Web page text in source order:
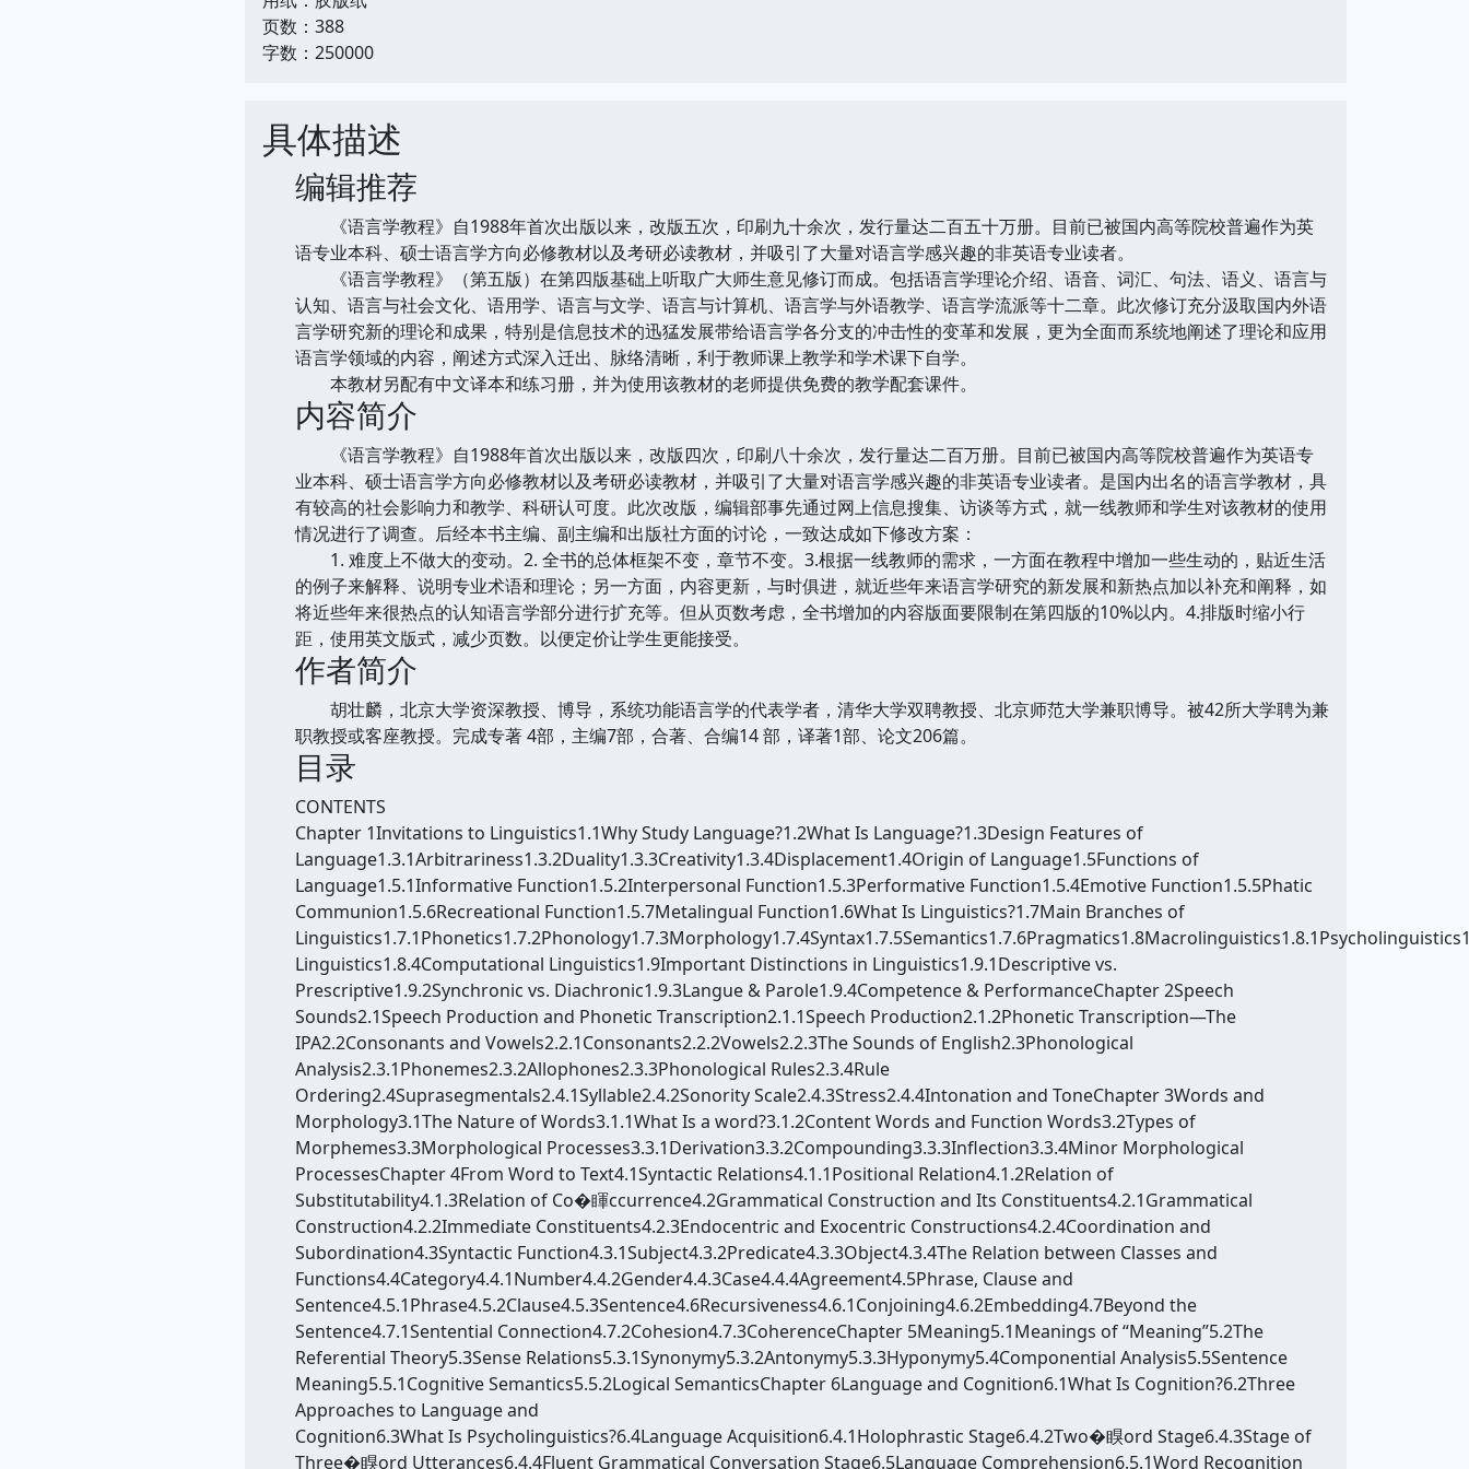
页数：388
字数：250000
具体描述
编辑推荐
《语言学教程》自1988年首次出版以来，改版五次，印刷九十余次，发行量达二百五十万册。目前已被国内高等院校普遍作为英
语专业本科、硕士语言学方向必修教材以及考研必读教材，并吸引了大量对语言学感兴趣的非英语专业读者。
《语言学教程》（第五版）在第四版基础上听取广大师生意见修订而成。包括语言学理论介绍、语音、词汇、句法、语义、语言与
认知、语言与社会文化、语用学、语言与文学、语言与计算机、语言学与外语教学、语言学流派等十二章。此次修订充分汲取国内外语
言学研究新的理论和成果，特别是信息技术的迅猛发展带给语言学各分支的冲击性的变革和发展，更为全面而系统地阐述了理论和应用
语言学领域的内容，阐述方式深入迁出、脉络清晰，利于教师课上教学和学术课下自学。
本教材另配有中文译本和练习册，并为使用该教材的老师提供免费的教学配套课件。
内容简介
《语言学教程》自1988年首次出版以来，改版四次，印刷八十余次，发行量达二百万册。目前已被国内高等院校普遍作为英语专
业本科、硕士语言学方向必修教材以及考研必读教材，并吸引了大量对语言学感兴趣的非英语专业读者。是国内出名的语言学教材，具
有较高的社会影响力和教学、科研认可度。此次改版，编辑部事先通过网上信息搜集、访谈等方式，就一线教师和学生对该教材的使用
情况进行了调查。后经本书主编、副主编和出版社方面的讨论，一致达成如下修改方案：
1. 难度上不做大的变动。2. 全书的总体框架不变，章节不变。3.根据一线教师的需求，一方面在教程中增加一些生动的，贴近生活
的例子来解释、说明专业术语和理论；另一方面，内容更新，与时俱进，就近些年来语言学研究的新发展和新热点加以补充和阐释，如
将近些年来很热点的认知语言学部分进行扩充等。但从页数考虑，全书增加的内容版面要限制在第四版的10%以内。4.排版时缩小行
距，使用英文版式，减少页数。以便定价让学生更能接受。
作者简介
胡壮麟，北京大学资深教授、博导，系统功能语言学的代表学者，清华大学双聘教授、北京师范大学兼职博导。被42所大学聘为兼
职教授或客座教授。完成专著 4部，主编7部，合著、合编14 部，译著1部、论文206篇。
目录
CONTENTS
Chapter 1Invitations to Linguistics1.1Why Study Language?1.2What Is Language?1.3Design Features of
Language1.3.1Arbitrariness1.3.2Duality1.3.3Creativity1.3.4Displacement1.4Origin of Language1.5Functions of
Language1.5.1Informative Function1.5.2Interpersonal Function1.5.3Performative Function1.5.4Emotive Function1.5.5Phatic
Communion1.5.6Recreational Function1.5.7Metalingual Function1.6What Is Linguistics?1.7Main Branches of
Linguistics1.8.4Computational Linguistics1.9Important Distinctions in Linguistics1.9.1Descriptive vs.
Prescriptive1.9.2Synchronic vs. Diachronic1.9.3Langue & Parole1.9.4Competence & PerformanceChapter 2Speech
Sounds2.1Speech Production and Phonetic Transcription2.1.1Speech Production2.1.2Phonetic Transcription—The
IPA2.2Consonants and Vowels2.2.1Consonants2.2.2Vowels2.2.3The Sounds of English2.3Phonological
Analysis2.3.1Phonemes2.3.2Allophones2.3.3Phonological Rules2.3.4Rule
Ordering2.4Suprasegmentals2.4.1Syllable2.4.2Sonority Scale2.4.3Stress2.4.4Intonation and ToneChapter 3Words and
Morphology3.1The Nature of Words3.1.1What Is a word?3.1.2Content Words and Function Words3.2Types of
Morphemes3.3Morphological Processes3.3.1Derivation3.3.2Compounding3.3.3Inflection3.3.4Minor Morphological
ProcessesChapter 4From Word to Text4.1Syntactic Relations4.1.1Positional Relation4.1.2Relation of
Substitutability4.1.3Relation of Co�睴ccurrence4.2Grammatical Construction and Its Constituents4.2.1Grammatical
Construction4.2.2Immediate Constituents4.2.3Endocentric and Exocentric Constructions4.2.4Coordination and
Subordination4.3Syntactic Function4.3.1Subject4.3.2Predicate4.3.3Object4.3.4The Relation between Classes and
Functions4.4Category4.4.1Number4.4.2Gender4.4.3Case4.4.4Agreement4.5Phrase, Clause and
Sentence4.5.1Phrase4.5.2Clause4.5.3Sentence4.6Recursiveness4.6.1Conjoining4.6.2Embedding4.7Beyond the
Sentence4.7.1Sentential Connection4.7.2Cohesion4.7.3CoherenceChapter 5Meaning5.1Meanings of “Meaning”5.2The
Referential Theory5.3Sense Relations5.3.1Synonymy5.3.2Antonymy5.3.3Hyponymy5.4Componential Analysis5.5Sentence
Meaning5.5.1Cognitive Semantics5.5.2Logical SemanticsChapter 6Language and Cognition6.1What Is Cognition?6.2Three
Approaches to Language and
Cognition6.3What Is Psycholinguistics?6.4Language Acquisition6.4.1Holophrastic Stage6.4.2Two�瞁ord Stage6.4.3Stage of
Three�瞁ord Utterances6.4.4Fluent Grammatical Conversation Stage6.5Language Comprehension6.5.1Word Recognition